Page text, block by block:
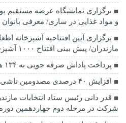
برگزاری نمایشگاه عرضه مستقیم
و مواد غذایی در ساری/ معرفی بانوان
برگزاری آیین افتتاحیه آشپزخانه
مازندران/ پیش بینی افتتاح ۱۰۰۰ آشپزخانه در استان
پرداخت پاداش صرفه جویی به ۱۳۴ هزار مشترک برق در مازندران
افزایش ۴۰ درصدی مصدومین ناشی از سگ گرفتگی در مازندران
قدر دانی رئیس ستاد انتخابات
شرکت در مرحله دوم چهاردهمین